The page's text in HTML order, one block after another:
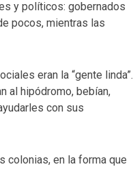
y políticos: gobernados
pocos, mientras las
eran la “gente linda”.
al hipódromo, bebían,
con sus
colonias, en la forma que